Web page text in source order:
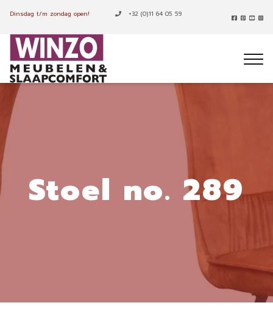
Dinsdag t/m zondag open! +32 (0)11 64 05 59
Stoel no. 289